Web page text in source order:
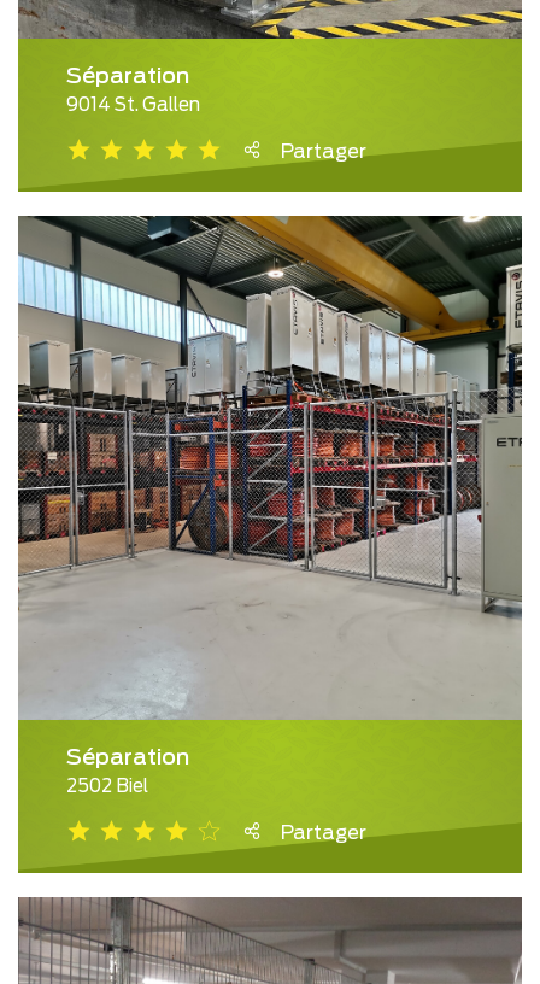
Séparation
9014 St. Gallen
Partager
Séparation
2502 Biel
Partager